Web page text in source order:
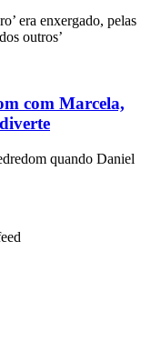
era enxergado, pelas
outros’
com Marcela,
quando Daniel